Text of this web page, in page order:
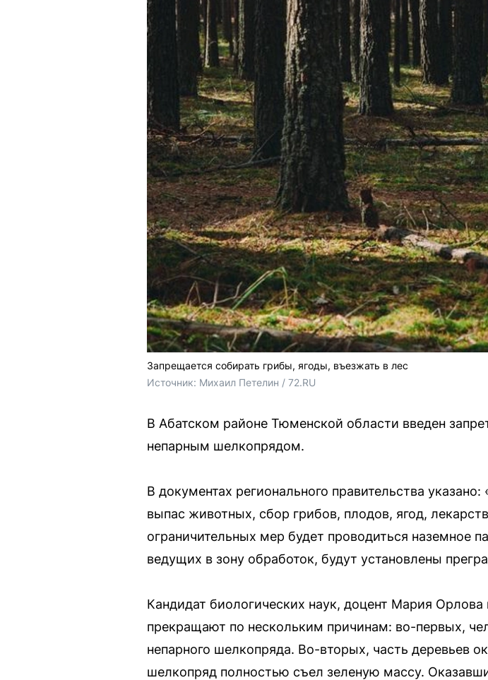
Запрещается собирать грибы, ягоды, въезжать в лес
Источник: Михаил Петелин / 72.RU
В Абатском районе Тюменской области введен
непарным шелкопрядом.
В документах регионального правительства
выпас животных, сбор грибов, плодов, ягод,
ограничительных мер будет проводиться наземное
ведущих в зону обработок, будут установлены
Кандидат биологических наук, доцент Мария
прекращают по нескольким причинам: во-первых,
непарного шелкопряда. Во-вторых, часть деревьев
шелкопряд полностью съел зеленую массу.